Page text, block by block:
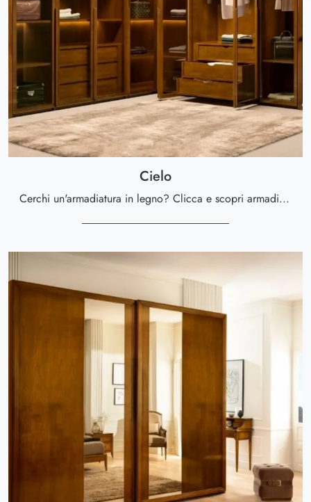
Cielo
Cerchi un'armadiatura in legno? Clicca e scopri armadi ad angolo con ante battenti di Le Fablier.